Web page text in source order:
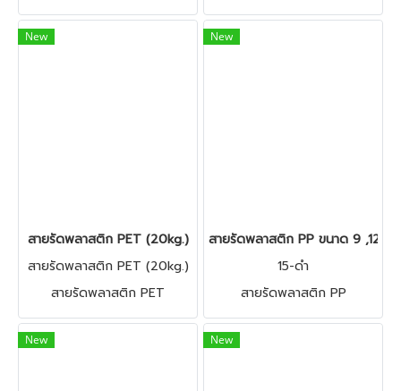
New
สายรัดพลาสติก PET (20kg.)
สายรัดพลาสติก PET (20kg.)
สายรัดพลาสติก PET
New
สายรัดพลาสติก PP ขนาด 9 ,12
15-ดำ
สายรัดพลาสติก PP
New New